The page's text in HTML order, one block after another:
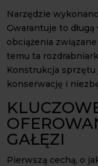
Narzędzie
Gwarantuje to
obciążenia
temu ta
Konstrukcja sprzętu
konserwację i
GAŁĘZI
Pierwszą cechą, o